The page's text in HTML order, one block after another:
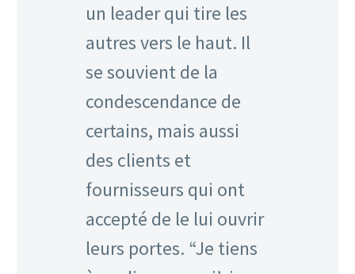
un leader qui tire les
autres vers le haut. Il
se souvient de la
condescendance de
certains, mais aussi
des clients et
fournisseurs qui ont
accepté de le lui ouvrir
leurs portes. “Je tiens